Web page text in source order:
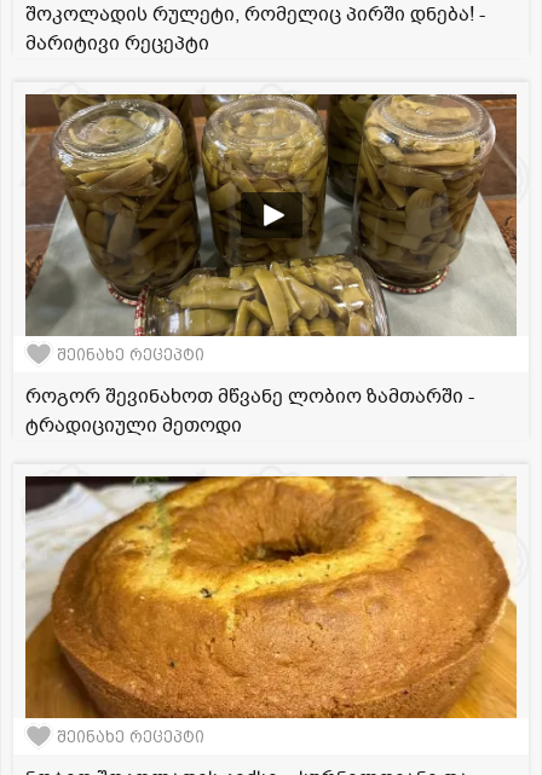
შოკოლადის რულეტი, რომელიც პირში დნება! -
მარიტივი რეცეპტი
შეინახე რეცეპტი
როგორ შევინახოთ მწვანე ლობიო ზამთარში -
ტრადიციული მეთოდი
შეინახე რეცეპტი